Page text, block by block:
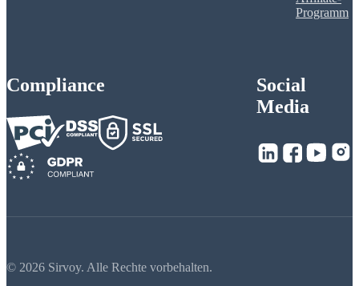
Programm
Compliance
Social
Media
© 2026 Sirvoy. Alle Rechte vorbehalten.